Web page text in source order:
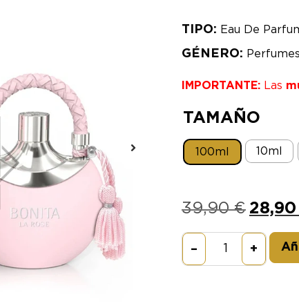
TIPO: Eau De
GÉNERO:
IMPORTANTE: Las
TAMAÑO
100ml 10ml
39,90€ 28,90
– +